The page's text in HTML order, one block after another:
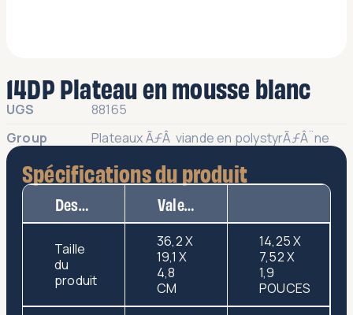
14DP Plateau en mousse blanc
UGS
88165
Group
Plateaux ÃƒÂ viande en polystyrÃƒÂ¨ne
Spécifications du produit
Description Valeur
Taille
du
produit
36,2 X
19,1 X
4,8
CM
14,25 X
7,52 X
1,9
POUCES